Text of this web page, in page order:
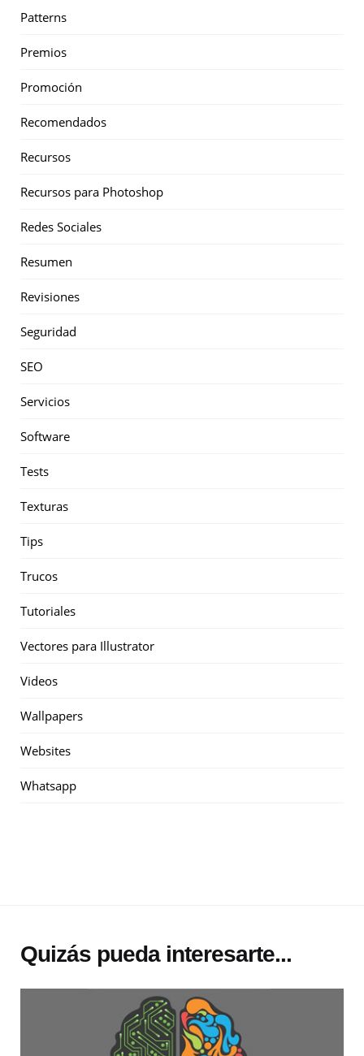
Patterns
Premios
Promoción
Recomendados
Recursos
Recursos para Photoshop
Redes Sociales
Resumen
Revisiones
Seguridad
SEO
Servicios
Software
Tests
Texturas
Tips
Trucos
Tutoriales
Vectores para Illustrator
Videos
Wallpapers
Websites
Whatsapp
Quizás pueda interesarte...